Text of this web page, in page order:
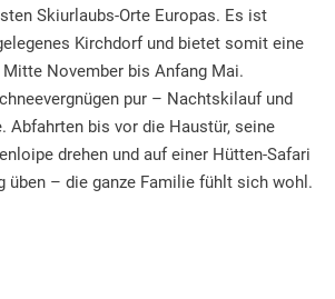
Skiurlaubs-Orte Europas. Es ist
Kirchdorf und bietet somit eine
November bis Anfang Mai.
pur – Nachtskilauf und
Abfahrten bis vor die Haustür, seine
drehen und auf einer Hütten-Safari
üben – die ganze Familie fühlt sich wohl.